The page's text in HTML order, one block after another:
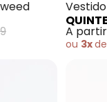
A
ou 3xde